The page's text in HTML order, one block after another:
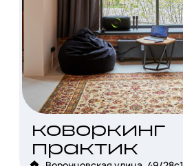
коворкинг
практик